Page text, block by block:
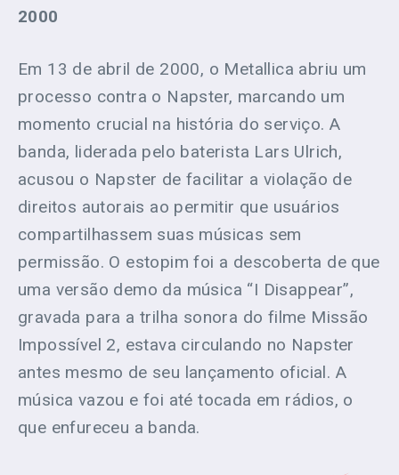
2000
Em 13 de abril de 2000, o Metallica abriu um
processo contra o Napster, marcando um
momento crucial na história do serviço. A
banda, liderada pelo baterista Lars Ulrich,
acusou o Napster de facilitar a violação de
direitos autorais ao permitir que usuários
compartilhassem suas músicas sem
permissão. O estopim foi a descoberta de que
uma versão demo da música “I Disappear”,
gravada para a trilha sonora do filme Missão
Impossível 2, estava circulando no Napster
antes mesmo de seu lançamento oficial. A
música vazou e foi até tocada em rádios, o
que enfureceu a banda.